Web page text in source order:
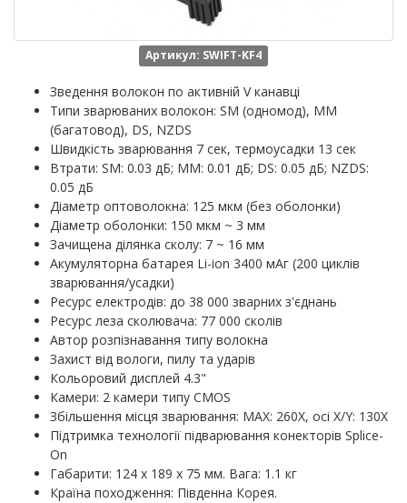
Артикул: SWIFT-KF4
Зведення волокон по активній V канавці
Типи зварюваних волокон: SM (одномод), MM
(багатовод), DS, NZDS
Швидкість зварювання 7 сек, термоусадки 13 сек
Втрати: SM: 0.03 дБ; MM: 0.01 дБ; DS: 0.05 дБ; NZDS:
0.05 дБ
Діаметр оптоволокна: 125 мкм (без оболонки)
Діаметр оболонки: 150 мкм ~ 3 мм
Зачищена ділянка сколу: 7 ~ 16 мм
Акумуляторна батарея Li-ion 3400 мАг (200 циклів
зварювання/усадки)
Ресурс електродів: до 38 000 зварних з'єднань
Ресурс леза сколювача: 77 000 сколів
Автор розпізнавання типу волокна
Захист від вологи, пилу та ударів
Кольоровий дисплей 4.3"
Камери: 2 камери типу CMOS
Збільшення місця зварювання: MAX: 260X, осі X/Y: 130X
Підтримка технології підварювання конекторів Splice-
On
Габарити: 124 х 189 х 75 мм. Вага: 1.1 кг
Країна походження: Південна Корея.